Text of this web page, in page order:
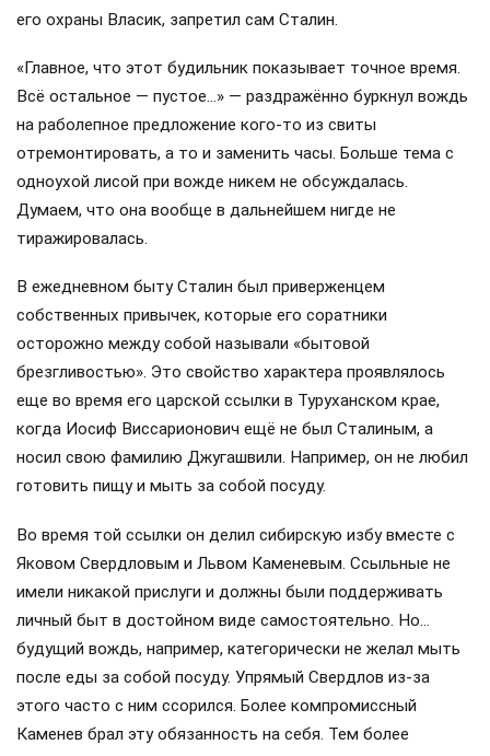
его охраны Власик, запретил сам Сталин.
«Главное, что этот будильник показывает точное время.
Всё остальное — пустое…» — раздражённо буркнул вождь
на раболепное предложение кого-то из свиты
отремонтировать, а то и заменить часы. Больше тема с
одноухой лисой при вожде никем не обсуждалась.
Думаем, что она вообще в дальнейшем нигде не
тиражировалась.
В ежедневном быту Сталин был приверженцем
собственных привычек, которые его соратники
осторожно между собой называли «бытовой
брезгливостью». Это свойство характера проявлялось
еще во время его царской ссылки в Туруханском крае,
когда Иосиф Виссарионович ещё не был Сталиным, а
носил свою фамилию Джугашвили. Например, он не любил
готовить пищу и мыть за собой посуду.
Во время той ссылки он делил сибирскую избу вместе с
Яковом Свердловым и Львом Каменевым. Ссыльные не
имели никакой прислуги и должны были поддерживать
личный быт в достойном виде самостоятельно. Но…
будущий вождь, например, категорически не желал мыть
после еды за собой посуду. Упрямый Свердлов из-за
этого часто с ним ссорился. Более компромиссный
Каменев брал эту обязанность на себя. Тем более